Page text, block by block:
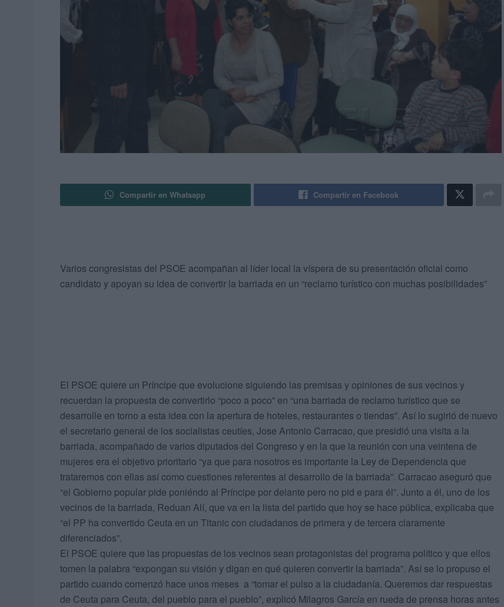
Compartir en Whatsapp Compartir en Facebook
Varios congresistas del PSOE acompañan al líder local la víspera de su presentación oficial como
candidato y apoyan su idea de convertir la barriada en un “reclamo turístico con muchas posibilidades”
El PSOE quiere un Príncipe que evolucione siguiendo las premisas y opiniones de sus vecinos y
recuerdan la propuesta de convertirlo “poco a poco” en “una barriada de reclamo turístico que se
desarrolle en torno a esta idea con la apertura de hoteles, restaurantes o tiendas”. Así lo sugirió de nuevo
el secretario general de los socialistas ceutíes, Jose Antonio Carracao, que presidió una visita a la
barriada, acompañado de varios diputados del Congreso y en la que la reunión con una veintena de
mujeres era el objetivo prioritario “ya que para nosotros es importante la Ley de Dependencia que
trataremos con ellas así como cuestiones referentes al desarrollo de la barriada”. Carracao aseguró que
“el Gobierno popular pide poniéndo al Príncipe por delante pero no pid e para él”. Junto a él, uno de los
vecinos de la barriada, Reduan Alí, que va en la lista del partido que hoy se hace pública, explicaba que
“el PP ha convertido Ceuta en un Titanic con ciudadanos de primera y de tercera claramente
diferenciados”.
El PSOE quiere que las propuestas de los vecinos sean protagonistas del programa político y que ellos
tomen la palabra “expongan su visión y digan en qué quieren convertir la barriada”. Así se lo propuso el
partido cuando comenzó hace unos meses a “tomar el pulso a la ciudadanía. Queremos dar respuestas
de Ceuta para Ceuta, del pueblo para el pueblo”, explicó Milagros García en rueda de prensa horas antes